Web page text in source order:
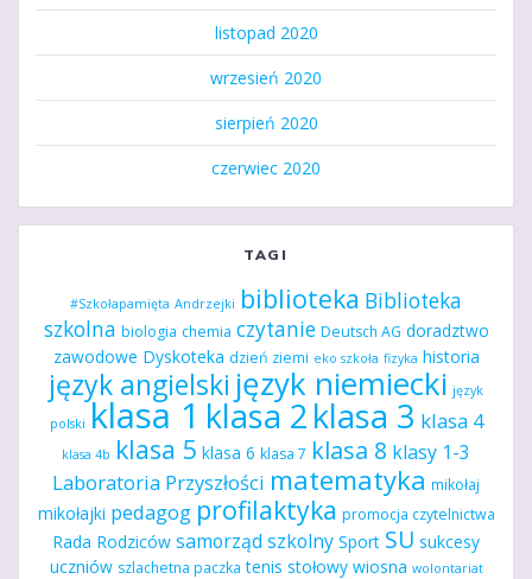
listopad 2020
wrzesień 2020
sierpień 2020
czerwiec 2020
TAGI
#Szkołapamięta Andrzejki biblioteka Biblioteka
szkolna biologia chemia czytanie Deutsch AG doradztwo
zawodowe Dyskoteka dzień ziemi eko szkoła fizyka historia
język angielski język niemiecki język
polski klasa 1 klasa 2klasa 3 klasa 4
klasa 4b klasa 5 klasa 6 klasa 7 klasa 8 klasy 1-3
Laboratoria Przyszłości matematyka mikołaj
mikołajki pedagog profilaktyka promocja czytelnictwa
Rada Rodziców samorząd szkolny Sport SU sukcesy
uczniów szlachetna paczka tenis stołowy wiosna wolontariat